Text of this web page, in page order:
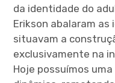
da identidade do
Erikson abalaram as
situavam a
exclusivamente na
Hoje possuímos